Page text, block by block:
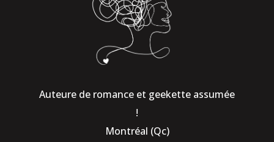
Auteure de romance et geekette assumée
!
Montréal (Qc)